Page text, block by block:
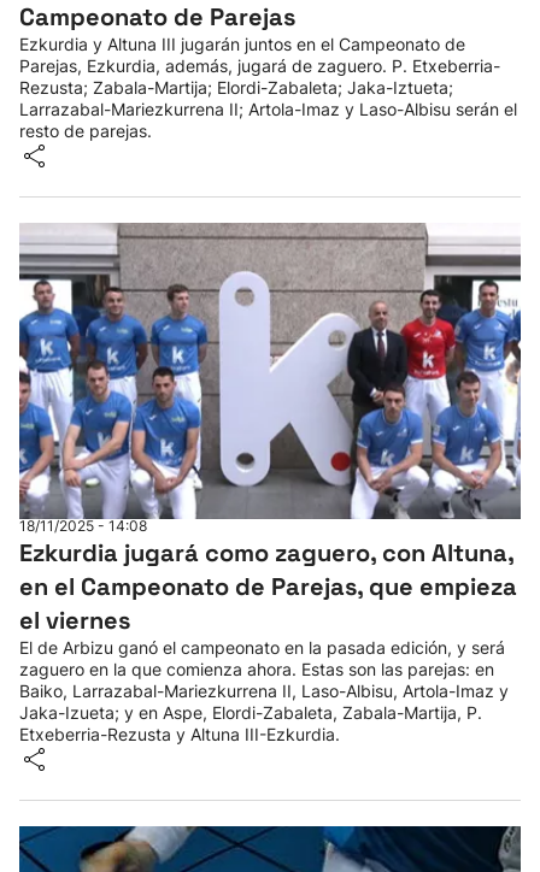
Campeonato de Parejas
Ezkurdia y Altuna III jugarán juntos en el Campeonato de
Parejas, Ezkurdia, además, jugará de zaguero. P. Etxeberria-
Rezusta; Zabala-Martija; Elordi-Zabaleta; Jaka-Iztueta;
Larrazabal-Mariezkurrena II; Artola-Imaz y Laso-Albisu serán el
resto de parejas.
18/11/2025 - 14:08
Ezkurdia jugará como zaguero, con Altuna,
en el Campeonato de Parejas, que empieza
el viernes
El de Arbizu ganó el campeonato en la pasada edición, y será
zaguero en la que comienza ahora. Estas son las parejas: en
Baiko, Larrazabal-Mariezkurrena II, Laso-Albisu, Artola-Imaz y
Jaka-Izueta; y en Aspe, Elordi-Zabaleta, Zabala-Martija, P.
Etxeberria-Rezusta y Altuna III-Ezkurdia.